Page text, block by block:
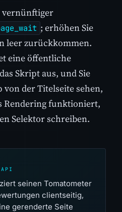
vernünftiger
; erhöhen Sie
leer zurückkommen.
eine öffentliche
Skript aus, und Sie
der Titelseite sehen,
Rendering funktioniert,
Selektor schreiben.
API
seinen Tomatometer
clientseitig,
gerenderte Seite